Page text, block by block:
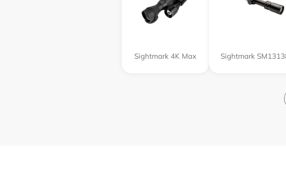
Sightmark 4K Max Sightmark